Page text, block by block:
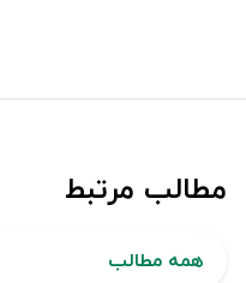
مطالب مرتبط
همه مطالب